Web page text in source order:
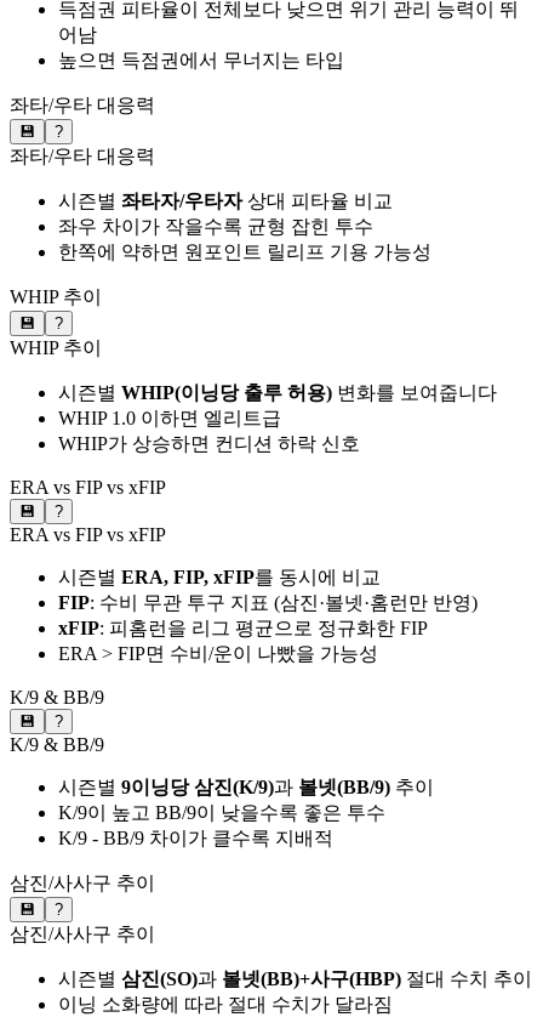
득점권 피타율이 전체보다 낮으면 위기 관리 능력이 뛰
어남
높으면 득점권에서 무너지는 타입
좌타/우타 대응력
💾 ?
좌타/우타 대응력
시즌별 좌타자/우타자상대 피타율 비교
좌우 차이가 작을수록 균형 잡힌 투수
한쪽에 약하면 원포인트 릴리프 기용 가능성
WHIP 추이
💾 ?
WHIP 추이
시즌별 WHIP(이닝당 출루 허용) 변화를 보여줍니다
WHIP 1.0 이하면 엘리트급
WHIP가 상승하면 컨디션 하락 신호
ERA vs FIP vs xFIP
💾 ?
ERA vs FIP vs xFIP
시즌별 ERA, FIP, xFIP를 동시에 비교
FIP: 수비 무관 투구 지표 (삼진·볼넷·홈런만 반영)
xFIP: 피홈런을 리그 평균으로 정규화한 FIP
ERA > FIP면 수비/운이 나빴을 가능성
K/9 & BB/9
💾 ?
K/9 & BB/9
시즌별 9이닝당 삼진(K/9)과 볼넷(BB/9) 추이
K/9이 높고 BB/9이 낮을수록 좋은 투수
K/9 - BB/9 차이가 클수록 지배적
삼진/사사구 추이
💾 ?
삼진/사사구 추이
시즌별 삼진(SO)과 볼넷(BB)+사구(HBP) 절대 수치 추이
이닝 소화량에 따라 절대 수치가 달라짐